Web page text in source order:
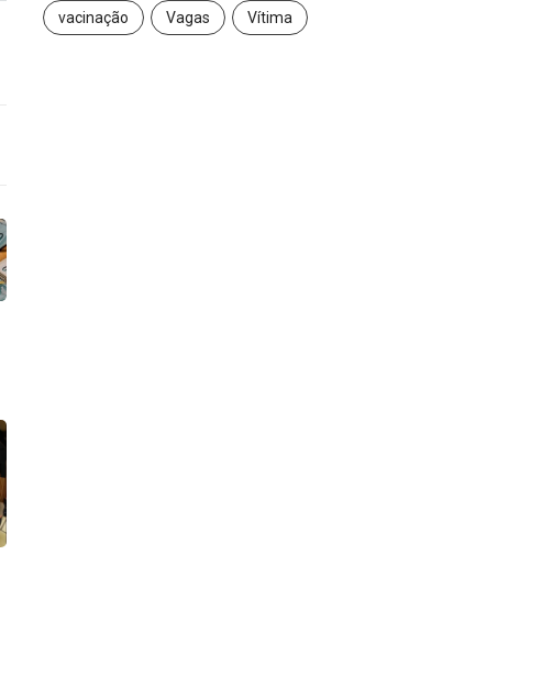
vacinação Vagas Vítima